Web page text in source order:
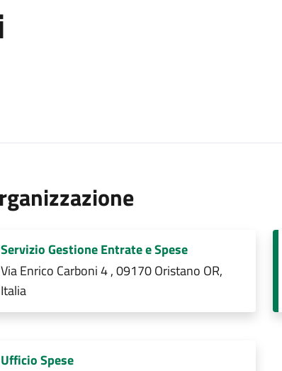
Servizio Gestione Entrate e Spese
Via Enrico Carboni 4 , 09170 Oristano OR,
Italia
Ufficio Spese